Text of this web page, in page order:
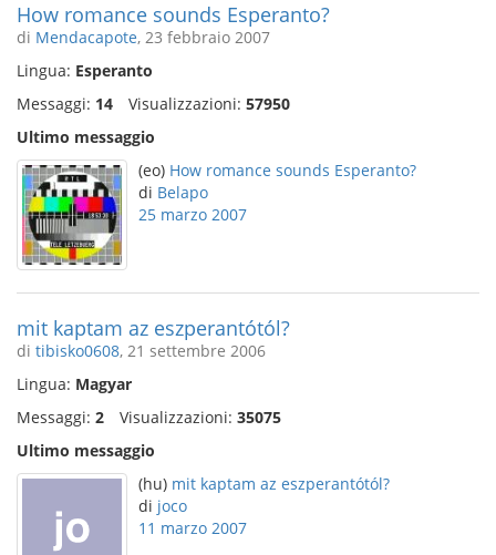
How romance sounds Esperanto?
di Mendacapote, 23 febbraio 2007
Lingua: Esperanto
Messaggi: 14 Visualizzazioni: 57950
Ultimo messaggio
(eo) How romance sounds Esperanto?
di Belapo
25 marzo 2007
mit kaptam az eszperantótól?
di tibisko0608, 21 settembre 2006
Lingua: Magyar
Messaggi: 2 Visualizzazioni: 35075
Ultimo messaggio
(hu) mit kaptam az eszperantótól?
di joco
11 marzo 2007